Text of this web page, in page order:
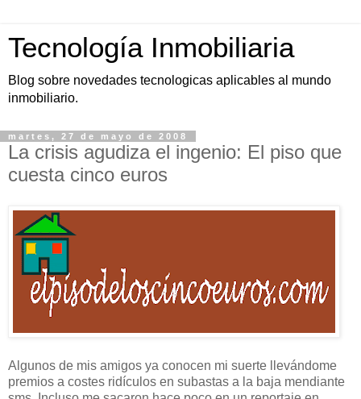
Tecnología Inmobiliaria
Blog sobre novedades tecnologicas aplicables al mundo
inmobiliario.
martes, 27 de mayo de 2008
La crisis agudiza el ingenio: El piso que
cuesta cinco euros
Algunos de mis amigos ya conocen mi suerte llevándome
premios a costes ridículos en subastas a la baja mendiante